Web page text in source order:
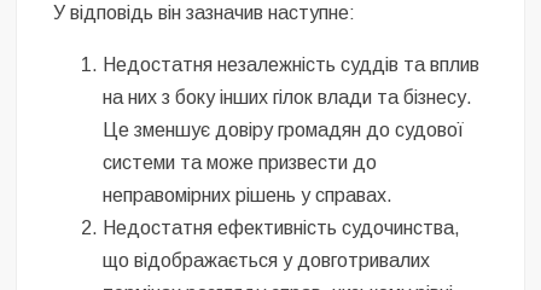
У відповідь він зазначив наступне:
Недостатня незалежність суддів та вплив
на них з боку інших гілок влади та бізнесу.
Це зменшує довіру громадян до судової
системи та може призвести до
неправомірних рішень у справах.
Недостатня ефективність судочинства,
що відображається у довготривалих